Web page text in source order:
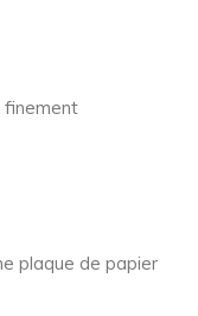
finement
plaque de papier